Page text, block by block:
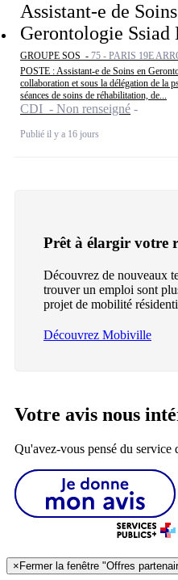
Assistant-e de
Gerontologie Ssiad
GROUPE SOS - 75 - PARIS 19E
POSTE : Assistant-e de Soins en
collaboration et sous la délégation de la
séances de soins de réhabilitation, de...
CDI - Non renseigné
Publié il y a 16 jours
Prêt à élargir votre
Découvrez de nouveaux
trouver un emploi sont
projet de mobilité
Découvrez Mobiville
Votre avis nous
Qu'avez-vous pensé du service
× Fermer la fenêtre "Offres